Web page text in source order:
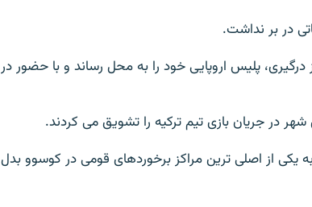
در بر نداشت.
پليس اروپايی خود را به محل رساند و با حضور در
شهر در جريان بازی تيم ترکيه را تشويق می کردند.
يکی از اصلی ترين مراکز برخوردهای قومی در کوسوو بدل